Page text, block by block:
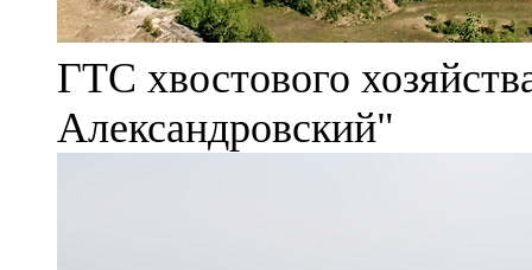
ГТС хвостового
Александровский"